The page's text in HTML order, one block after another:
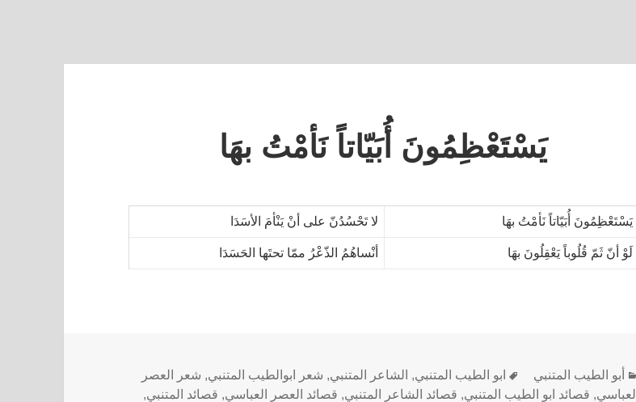
يَسْتَعْظِمُونَ أُبَيّاتاً نَأمْتُ بهَا
يَسْتَعْظِمُونَ أُبَيّاتاً نَأمْتُ بهَا لا تَحْسُدُنّ على أنْ يَنْأمَ الأسَدَا
لَوْ أنّ ثَمّ قُلُوباً يَعْقِلُونَ بهَا أنْساهُمُ الذّعْرُ ممّا تحتَها الحَسَدَا
أبو الطيب المتنبي ابو الطيب المتنبي, الشاعر المتنبي, شعر ابوالطيب المتنبي, شعر العصر
العباسي, قصائد ابو الطيب المتنبي, قصائد الشاعر المتنبي, قصائد العصر العباسي, قصائد المتنبي,